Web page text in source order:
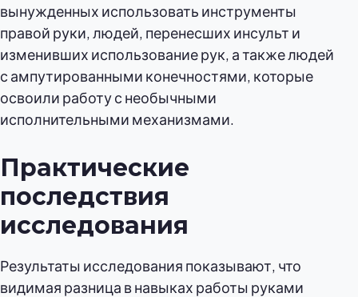
вынужденных использовать инструменты
правой руки, людей, перенесших инсульт и
изменивших использование рук, а также людей
с ампутированными конечностями, которые
освоили работу с необычными
исполнительными механизмами.
Практические
последствия
исследования
Результаты исследования показывают, что
видимая разница в навыках работы руками